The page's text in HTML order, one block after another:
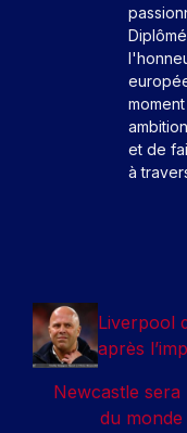
et de
à
Liverpool
après
Newcastle sera
du monde